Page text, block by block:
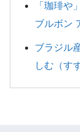
「珈琲や
ブルボン
ブラジル
しむ（す